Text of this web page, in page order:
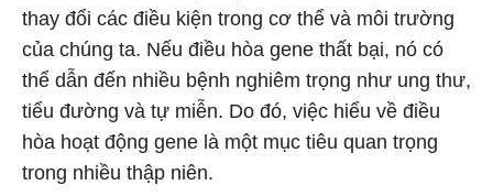
thay đổi các điều kiện trong cơ thể và môi trường
của chúng ta. Nếu điều hòa gene thất bại, nó có
thể dẫn đến nhiều bệnh nghiêm trọng như ung thư,
tiểu đường và tự miễn. Do đó, việc hiểu về điều
hòa hoạt động gene là một mục tiêu quan trọng
trong nhiều thập niên.